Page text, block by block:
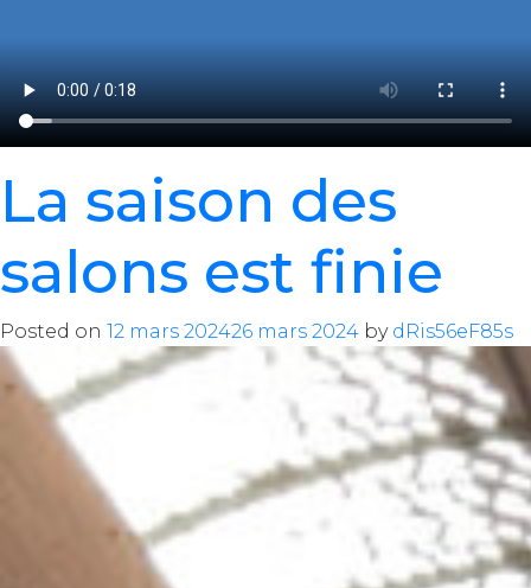
La saison des
salons est finie
Posted on 12 mars 202426 mars 2024 by dRis56eF85s